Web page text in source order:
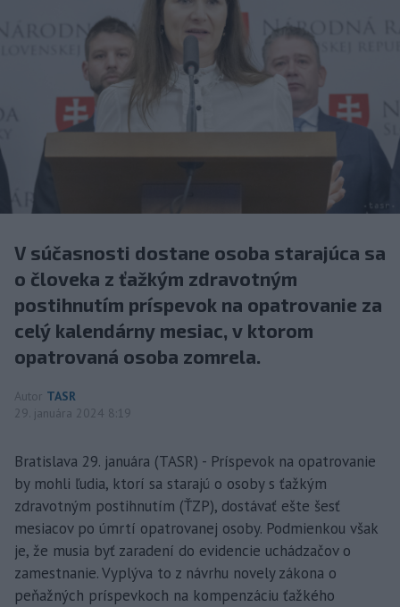
V súčasnosti dostane osoba starajúca sa
o človeka z ťažkým zdravotným
postihnutím príspevok na opatrovanie za
celý kalendárny mesiac, v ktorom
opatrovaná osoba zomrela.
Autor TASR
29. januára 2024 8:19
Bratislava 29. januára (TASR) - Príspevok na opatrovanie
by mohli ľudia, ktorí sa starajú o osoby s ťažkým
zdravotným postihnutím (ŤZP), dostávať ešte šesť
mesiacov po úmrtí opatrovanej osoby. Podmienkou však
je, že musia byť zaradení do evidencie uchádzačov o
zamestnanie. Vyplýva to z návrhu novely zákona o
peňažných príspevkoch na kompenzáciu ťažkého